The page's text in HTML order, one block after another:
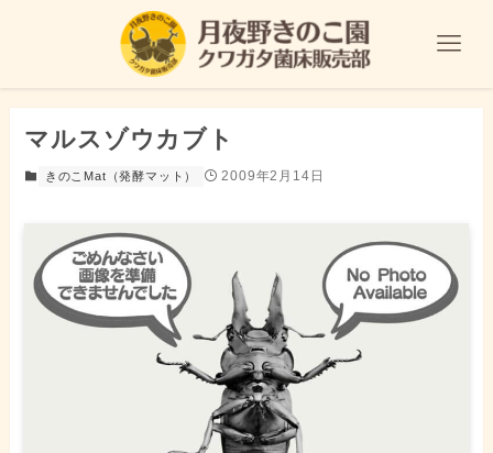
マルスゾウカブト
きのこMat（発酵マット） 2009年2月14日